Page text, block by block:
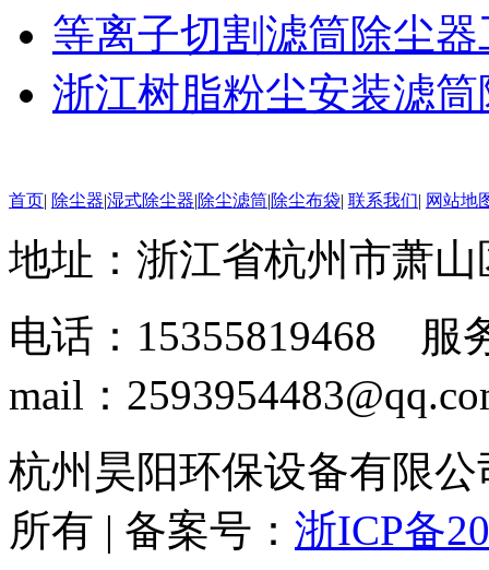
等离子切割滤筒除尘
浙江树脂粉尘安装滤
首页| 除尘器|湿式除尘器|除尘滤筒|除尘布袋| 联系我们| 网站地
地址：浙江省杭州市萧
电话：15355819468 服
mail：
杭州昊阳环保设备有限公
所有 | 备案号： 浙ICP备